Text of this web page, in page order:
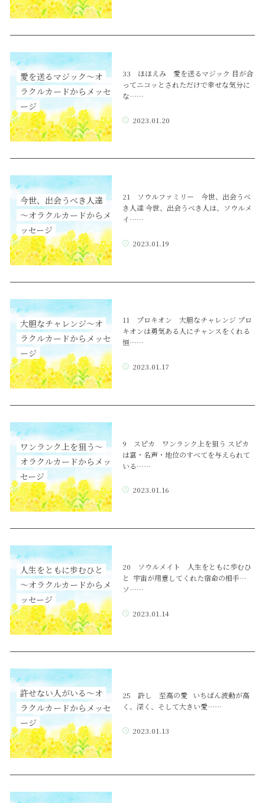
愛を送るマジック～オ
ラクルカードからメッセ
ージ
33 ほほえみ 愛を送るマジック 目が合
ってニコッとされただけで幸せな気分に
な……
2023.01.20
今世、出会うべき人達
～オラクルカードからメ
ッセージ
21 ソウルファミリー 今世、出会うべ
き人達 今世、出会うべき人は、ソウルメ
イ……
2023.01.19
大胆なチャレンジ～オ
ラクルカードからメッセ
ージ
11 プロキオン 大胆なチャレンジ プロ
キオンは勇気ある人にチャンスをくれる
恒……
2023.01.17
ワンランク上を狙う～
オラクルカードからメッ
セージ
9 スピカ ワンランク上を狙う スピカ
は富・名声・地位のすべてを与えられて
いる……
2023.01.16
人生をともに歩むひと
～オラクルカードからメ
ッセージ
20 ソウルメイト 人生をともに歩むひ
と 宇宙が用意してくれた宿命の相手…
ソ……
2023.01.14
許せない人がいる～オ
ラクルカードからメッセ
ージ
25 許し 至高の愛 いちばん波動が高
く、深く、そして大きい愛……
2023.01.13